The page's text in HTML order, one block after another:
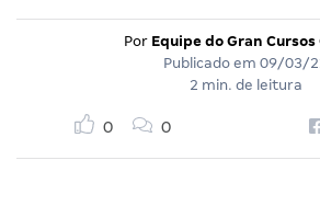
Por Equipe do Gran
Publicado em 09/03/
2 min. de leitura
0 0